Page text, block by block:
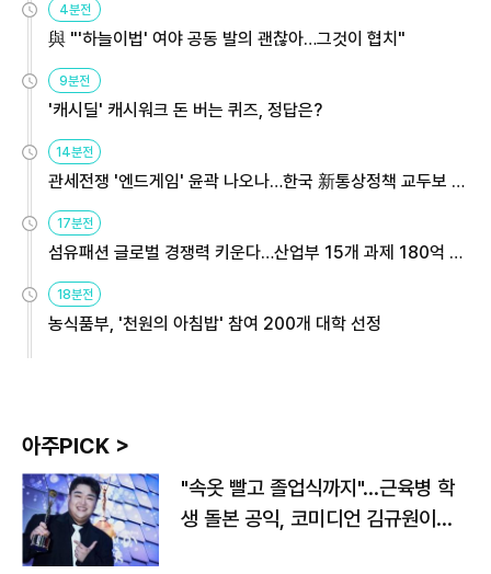
4분전
與 "'하늘이법' 여야 공동 발의 괜찮아…그것이 협치"
9분전
'캐시딜' 캐시워크 돈 버는 퀴즈, 정답은?
14분전
관세전쟁 '엔드게임' 윤곽 나오나…한국 新통상정책 교두보 활
용해야
17분전
섬유패션 글로벌 경쟁력 키운다…산업부 15개 과제 180억 지
원
18분전
농식품부, '천원의 아침밥' 참여 200개 대학 선정
아주PICK >
"속옷 빨고 졸업식까지"…근육병 학
생 돌본 공익, 코미디언 김규원이었